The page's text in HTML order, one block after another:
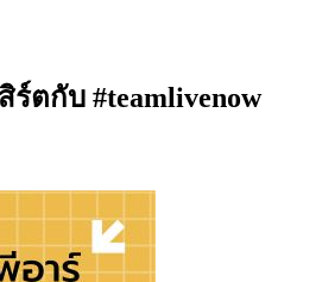
ร์ตกับ #teamlivenow